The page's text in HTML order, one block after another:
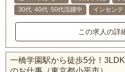
30代･40代･50代活躍中
インセンテ
この求人の詳
一橋学園駅から徒歩5分！